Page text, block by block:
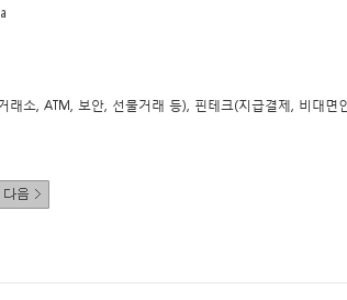
래소, ATM, 보안, 선물거래 등), 핀테크(지급결제, 비대면